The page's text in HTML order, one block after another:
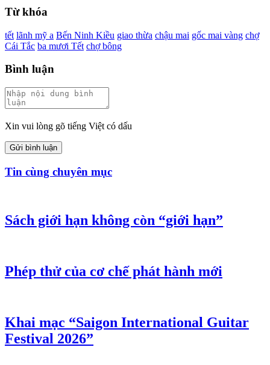
Từ khóa
tết lãnh mỹ a Bến Ninh Kiều giao thừa chậu mai gốc mai vàng chợ
Cái Tắc ba mươi Tết chợ bông
Bình luận
Xin vui lòng gõ tiếng Việt có dấu
Gửi bình luận
Tin cùng chuyên mục
Sách giới hạn không còn “giới hạn”
Phép thử của cơ chế phát hành mới
Khai mạc “Saigon International Guitar
Festival 2026”